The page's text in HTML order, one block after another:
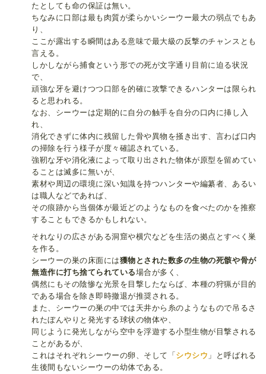
たとしても命の保証は無い。
ちなみに口部は最も肉質が柔らかいシーウー最大の弱点でもあ
り、
ここが露出する瞬間はある意味で最大級の反撃のチャンスとも
言える。
しかしながら捕食という形での死が文字通り目前に迫る状況
で、
頑強な牙を避けつつ口部を的確に攻撃できるハンターは限られ
ると思われる。
なお、シーウーは定期的に自分の触手を自分の口内に挿し入
れ、
消化できずに体内に残留した骨や異物を掻き出す、言わば口内
の掃除を行う様子が度々確認されている。
強靭な牙や消化液によって取り出された物体が原型を留めてい
ることは滅多に無いが、
素材や周辺の環境に深い知識を持つハンターや編纂者、あるい
は職人などであれば、
その痕跡から当個体が最近どのようなものを食べたのかを推察
することもできるかもしれない。
それなりの広さがある洞窟や横穴などを生活の拠点とすべく巣
を作る。
シーウーの巣の床面には獲物とされた数多の生物の死骸や骨が
無造作に打ち捨てられている場合が多く、
偶然にもその陰惨な光景を目撃したならば、本種の狩猟が目的
である場合を除き即時撤退が推奨される。
また、シーウーの巣の中では天井から糸のようなもので吊るさ
れたぼんやりと発光する球状の物体や、
同じように発光しながら空中を浮遊する小型生物が目撃される
ことがあるが、
これはそれぞれシーウーの卵、そして「 シウシウ 」と呼ばれる
生後間もないシーウーの幼体である。